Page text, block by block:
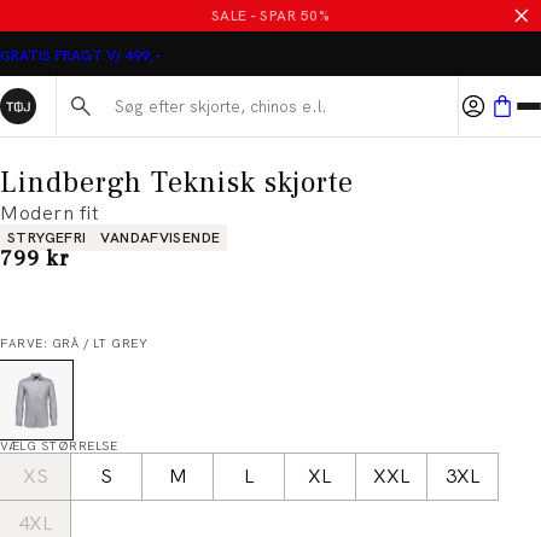
SALE - SPAR 50%
GRATIS FRAGT V/ 499,-
Søg her...
Lindbergh Teknisk skjorte
Modern fit
Produkt egenskaber
STRYGEFRI VANDAFVISENDE
I alt (inkl. rabat)
799 kr
FARVE: GRÅ / LT GREY
VÆLG STØRRELSE
XS S M L XL XXL
3XL
4XL